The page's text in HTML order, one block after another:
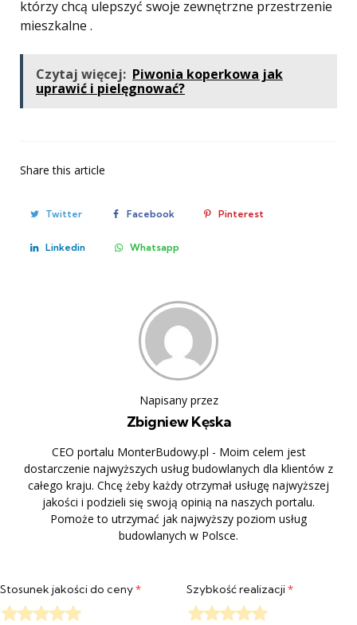
którzy chcą ulepszyć swoje zewnętrzne przestrzenie
mieszkalne .
Czytaj więcej: Piwonia koperkowa jak
uprawić i pielęgnować?
Share this article
Twitter Facebook Pinterest
Linkedin Whatsapp
Napisany przez
Zbigniew Kęska
CEO portalu MonterBudowy.pl - Moim celem jest
dostarczenie najwyższych usług budowlanych dla klientów z
całego kraju. Chcę żeby każdy otrzymał usługę najwyższej
jakości i podzieli się swoją opinią na naszych portalu.
Pomoże to utrzymać jak najwyższy poziom usług
budowlanych w Polsce.
Stosunek jakości do ceny* Szybkość realizacji*